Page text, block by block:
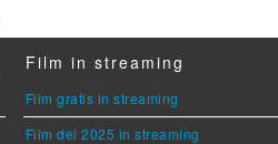
Film in streaming
Film gratis in streaming
Film del 2025 in streaming